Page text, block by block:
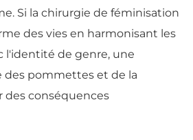
Si la chirurgie de féminisation
des vies en harmonisant les
l'identité de genre, une
des pommettes et de la
des conséquences